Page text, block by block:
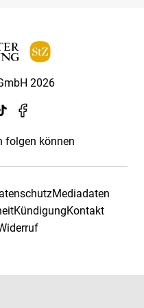
2026
folgen können
Mediadaten
KündigungKontakt